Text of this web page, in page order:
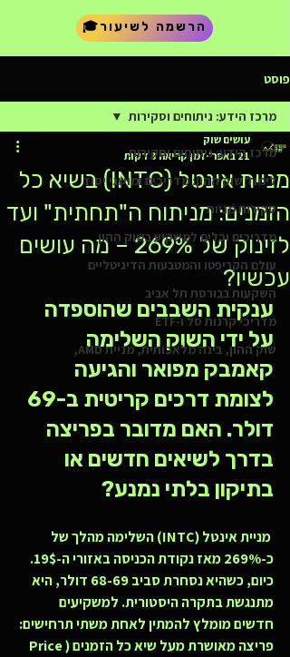
🎓הרשמה לשיעור
פוסט
מרכז הידע: ניתוחים וסקירות
לימוד שוק ההון: מדריכים ומושגי יסוד
סקירות מניות
מדריכים וכלים למשקיע בשוק ההון
עולם הקריפטו והמטבעות הדיגיטליים
השקעות בבורסת תל אביב
מדריכי קרנות סל ו-ETF
שוק ההון, בינה מלאכותית, מניית AMD,
מרכז הידע: ניתוחים וסקירות
מניית אינטל (INTC) בשיא כל
הזמנים: מניתוח ה"תחתית" ועד
לזינוק של 269% – מה עושים
עכשיו?
עושים שוק
21 באפר׳
זמן קריאה 3 דקות
ענקית השבבים שהוספדה
על ידי השוק השלימה
קאמבק מפואר והגיעה
דולר. האם מדובר בפריצה
בדרך לשיאים חדשים או
בתיקון בלתי נמנע?
מניית אינטל (INTC) השלימה מהלך של
כ-269% מאז נקודת הכניסה באזורי ה-19$.
כיום, כשהיא נסחרת סביב 68-69 דולר, היא
מתנגשת בתקרה היסטורית. למשקיעים
חדשים מומלץ להמתין לאחת משתי תרחישים:
פריצה מאושרת מעל שיא כל הזמנים (Price